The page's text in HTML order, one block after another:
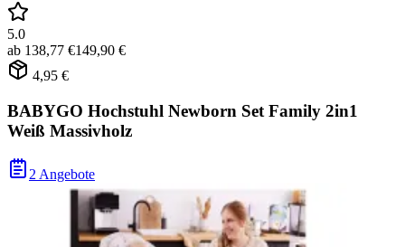
5.0
ab 138,77 €149,90 €
4,95 €
BABYGO Hochstuhl Newborn Set Family 2in1
Weiß Massivholz
2 Angebote